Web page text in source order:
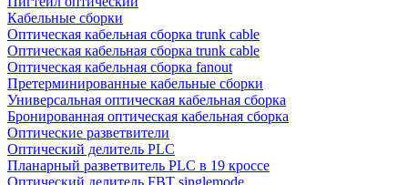
Кабельные сборки
Оптическая кабельная сборка trunk cable
Оптическая кабельная сборка trunk cable
Оптическая кабельная сборка fanout
Претерминированные кабельные сборки
Универсальная оптическая кабельная сборка
Бронированная оптическая кабельная сборка
Оптические разветвители
Оптический делитель PLC
Планарный разветвитель PLC в 19 кроссе
Оптический делитель FBT singlemode